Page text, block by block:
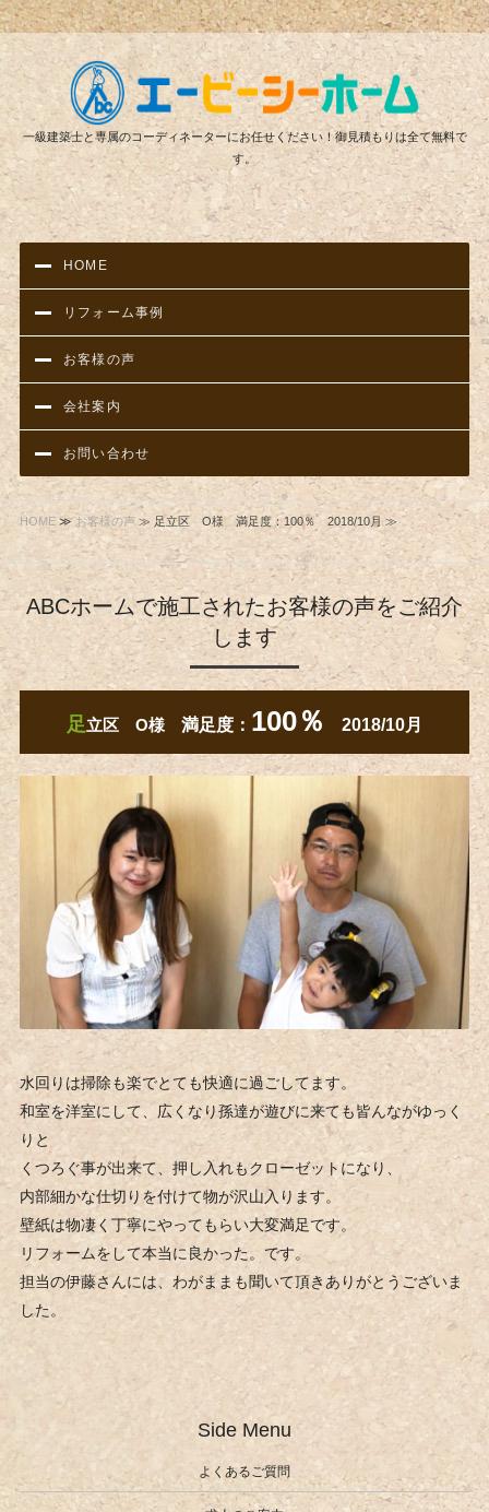
リ
一級建築士と専属のコーディネーターにお任せください！御見積もりは全て無料で
す。
HOME
リフォーム事例
お客様の声
会社案内
お問い合わせ
HOME≫ お客様の声≫ 足立区 O様 満足度：100％ 2018/10月 ≫
ABCホームで施工されたお客様の声をご紹介
します
足立区 O様 満足度： 100％ 2018/10月
水回りは掃除も楽でとても快適に過ごしてます。
和室を洋室にして、広くなり孫達が遊びに来ても皆んながゆっく
りと
くつろぐ事が出来て、押し入れもクローゼットになり、
内部細かな仕切りを付けて物が沢山入ります。
壁紙は物凄く丁寧にやってもらい大変満足です。
リフォームをして本当に良かった。です。
担当の伊藤さんには、わがままも聞いて頂きありがとうございま
した。
Side Menu
よくあるご質問